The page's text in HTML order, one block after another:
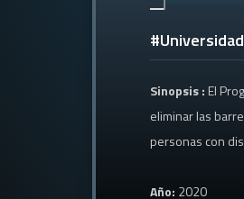
Sinopsis : El
eliminar las
personas con
Año: 2020